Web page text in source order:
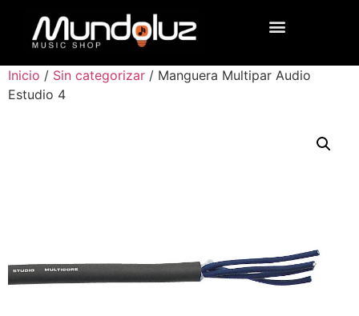
Inicio / Sin categorizar / Manguera Multipar Audio
Estudio 4